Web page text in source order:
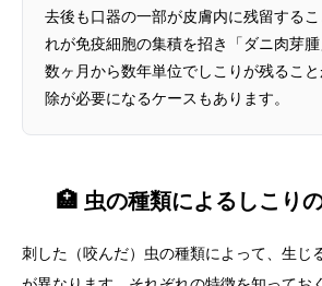
去後も口器の一部が皮膚内に残留する
れが免疫細胞の集積を招き「ダニ肉芽腫
数ヶ月から数年単位でしこりが残るこ
除が必要になるケースもあります。
🏥 虫の種類によるしこり
刺した（咬んだ）虫の種類によって、生じ